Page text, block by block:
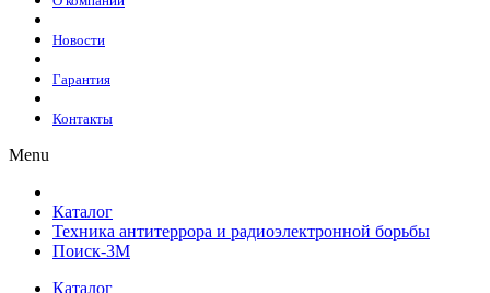
Новости
Гарантия
Контакты
Menu
Каталог
Техника антитеррора и радиоэлектронной борьбы
Поиск-3М
Каталог